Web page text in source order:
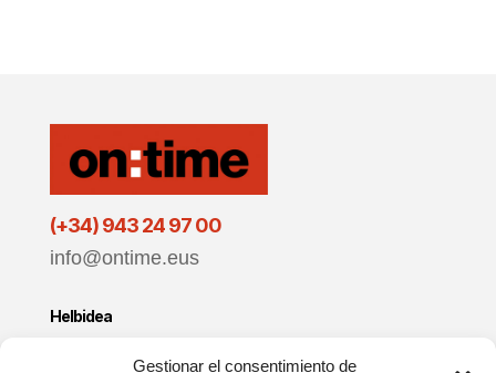
Gestionar el consentimiento de
(+34) 943 24 97 00
info@ontime.eus
Helbidea